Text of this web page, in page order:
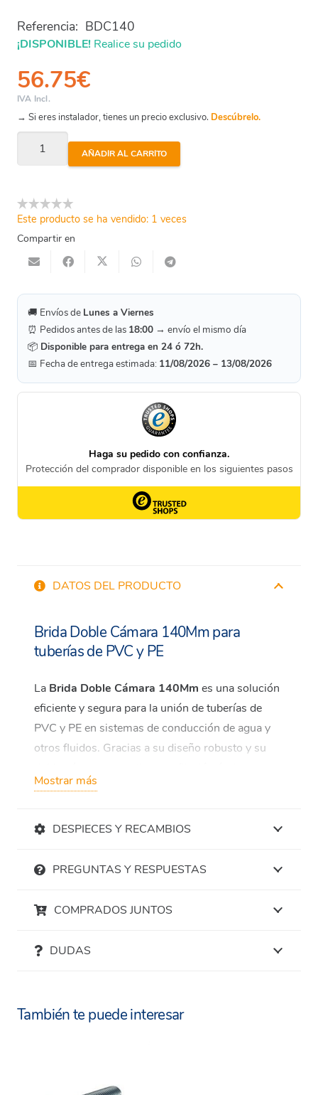
Referencia: BDC140
¡DISPONIBLE! Realice su pedido
56.75€
IVA Incl.
→ Si eres instalador, tienes un precio exclusivo. Descúbrelo.
Brida
Doble
140Mm
cantidad
AÑADIR AL CARRITO
Este producto se ha vendido: 1 veces
Compartir en
🚚 Envíos de Lunes a Viernes
⏰ Pedidos antes de las 18:00 → envío el mismo día
📦 Disponible para entrega en 24 ó 72h.
📅 Fecha de entrega estimada: 11/08/2026 – 13/08/2026
DATOS DEL PRODUCTO
Brida Doble Cámara 140Mm para
tuberías de PVC y PE
La Brida Doble Cámara 140Mm es una solución
eficiente y segura para la unión de tuberías de
PVC y PE en sistemas de conducción de agua y
otros fluidos. Gracias a su diseño robusto y su
evitando fugas y asegurando una larga vida útil.
Características destacadas:
sintético
, asegurando un sellado hermético.
Fácil instalación sin necesidad de
las necesidades del proyecto.
Mostrar más
DESPIECES Y RECAMBIOS
PREGUNTAS Y RESPUESTAS
COMPRADOS JUNTOS
DUDAS
También te puede interesar